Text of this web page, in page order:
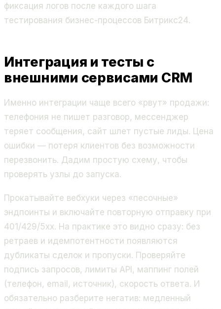
фиксация логов после каждого шага
тестирования бизнес-процессов Битрикс24.
Интеграция и тесты с
внешними сервисами CRM
Именно интеграции чаще всего «рвут» продажи:
телефония не пишет разговор, мессенджер
теряет сообщения, сайт шлет пустые лиды. Цена
ошибки — потеря клиентов без возможности
перезвонить. Дадим простую схему, чтобы
проверять узлы до запуска.
Прокатывайте вебхуки через «песочные»
эндпоинты и включайте повторную отправку при
401/429/5xx. На практике это видно сразу: без
ретраев и идемпотентности появляются
дубликаты сделок и пропуски. Проверяйте
подпись запросов, лимиты API, маппинг полей
(телефон, email, источник), скорость ответа. И
обязательно разберите негатив: медленный